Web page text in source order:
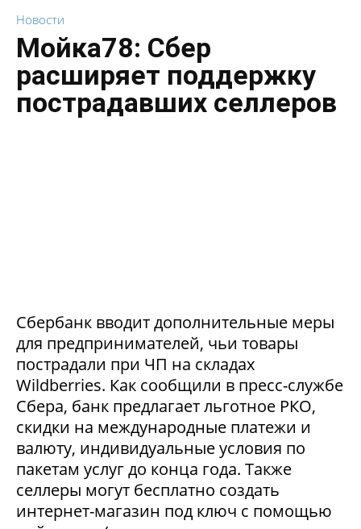
Новости
Мойка78: Сбер
расширяет поддержку
пострадавших селлеров
Сбербанк вводит дополнительные меры
для предпринимателей, чьи товары
пострадали при ЧП на складах
Wildberries. Как сообщили в пресс-службе
Сбера, банк предлагает льготное РКО,
скидки на международные платежи и
валюту, индивидуальные условия по
пакетам услуг до конца года. Также
селлеры могут бесплатно создать
интернет-магазин под ключ с помощью